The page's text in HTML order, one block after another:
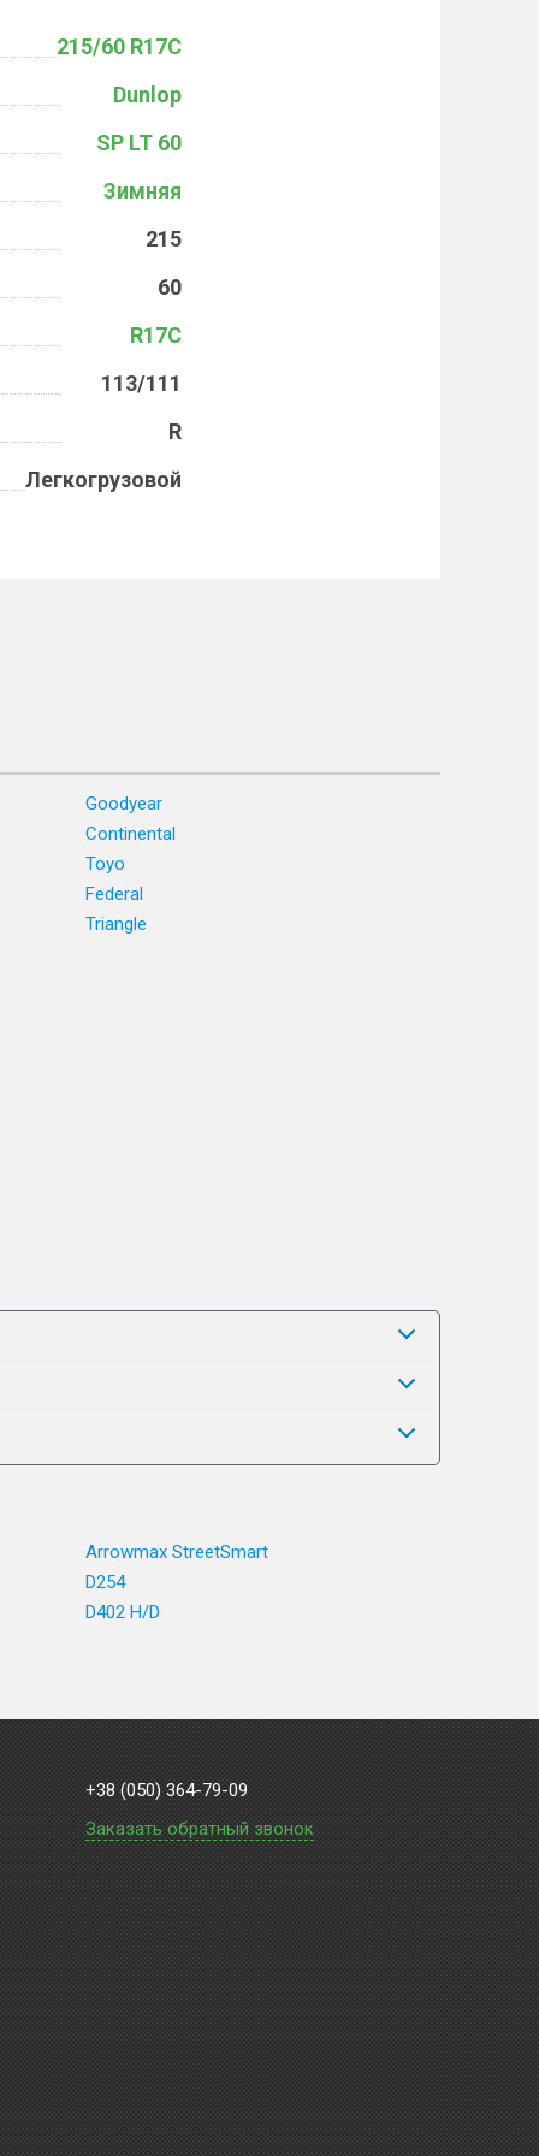
215/60 R17C
Dunlop
SP LT 60
Зимняя
215
60
R17C
113/111
R
Легкогрузовой
Goodyear
Continental
Toyo
Federal
Triangle
Arrowmax StreetSmart
D254
D402 H/D
+38 (050) 364-79-09
Заказать обратный звонок